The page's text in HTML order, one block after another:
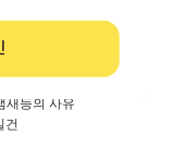
경우
등의 사유
건